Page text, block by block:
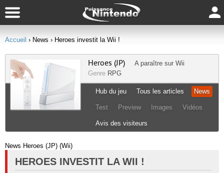
Accueil › News › Heroes investit la Wii !
Heroes (JP) A paraître sur Wii
Genre RPG
Hub du jeu Tous les articles News
Test Preview Images Vidéos
Avis des visiteurs
News Heroes (JP) (Wii)
HEROES INVESTIT LA WII !